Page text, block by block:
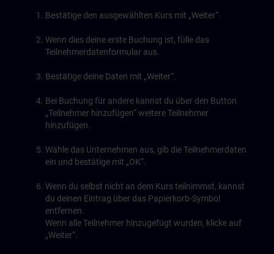
Bestätige den ausgewählten Kurs mit „Weiter“.
Wenn dies deine erste Buchung ist, fülle das
Teilnehmerdatenformular aus.
Bestätige deine Daten mit „Weiter“.
Bei Buchung für andere kannst du über den Button
„Teilnehmer hinzufügen“ weitere Teilnehmer
hinzufügen.
Wähle das Unternehmen aus, gib die Teilnehmerdaten
ein und bestätige mit „OK“.
Wenn du selbst nicht an dem Kurs teilnimmst, kannst
du deinen Eintrag über das Papierkorb-Symbol
entfernen.
Wenn alle Teilnehmer hinzugefügt wurden, klicke auf
„Weiter“.